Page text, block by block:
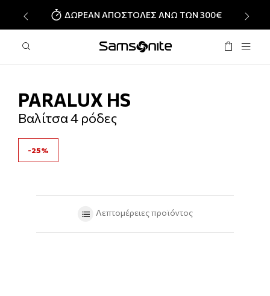
ΔΩΡΕΑΝ ΑΠΟΣΤΟΛΕΣ ΑΝΩ ΤΩΝ 300€
PARALUX HS
Βαλίτσα 4 ρόδες
-25%
Λεπτομέρειες προϊόντος